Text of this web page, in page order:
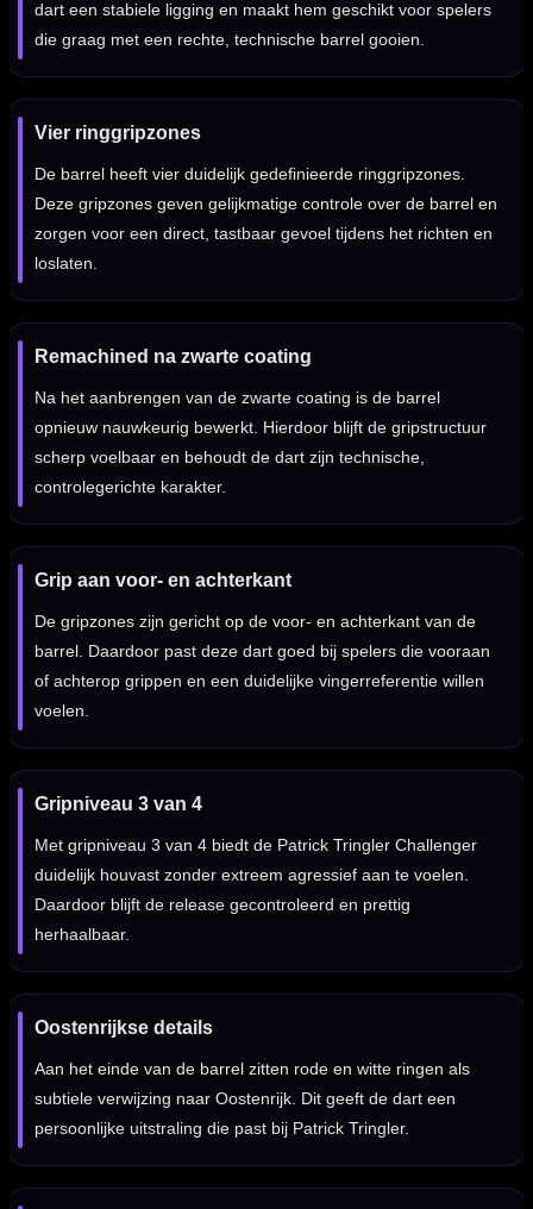
dart een stabiele ligging en maakt hem geschikt voor spelers
die graag met een rechte, technische barrel gooien.
Vier ringgripzones
De barrel heeft vier duidelijk gedefinieerde ringgripzones.
Deze gripzones geven gelijkmatige controle over de barrel en
zorgen voor een direct, tastbaar gevoel tijdens het richten en
loslaten.
Remachined na zwarte coating
Na het aanbrengen van de zwarte coating is de barrel
opnieuw nauwkeurig bewerkt. Hierdoor blijft de gripstructuur
scherp voelbaar en behoudt de dart zijn technische,
controlegerichte karakter.
Grip aan voor- en achterkant
De gripzones zijn gericht op de voor- en achterkant van de
barrel. Daardoor past deze dart goed bij spelers die vooraan
of achterop grippen en een duidelijke vingerreferentie willen
voelen.
Gripniveau 3 van 4
Met gripniveau 3 van 4 biedt de Patrick Tringler Challenger
duidelijk houvast zonder extreem agressief aan te voelen.
Daardoor blijft de release gecontroleerd en prettig
herhaalbaar.
Oostenrijkse details
Aan het einde van de barrel zitten rode en witte ringen als
subtiele verwijzing naar Oostenrijk. Dit geeft de dart een
persoonlijke uitstraling die past bij Patrick Tringler.